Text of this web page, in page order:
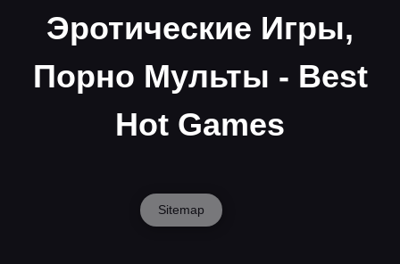
Эротические Игры,
Порно Мульты - Best
Hot Games
Sitemap